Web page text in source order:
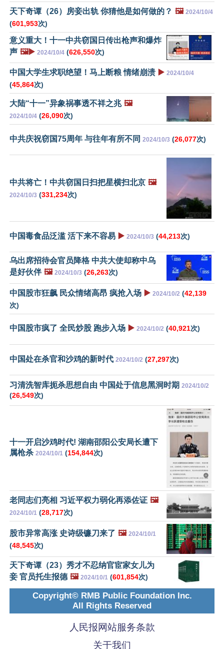
天下奇谭（26）房妾出轨 你猜他是如何做的？ 🖼️ 2024/10/4
(601,953次)
意义重大！十一中共窃国日传出枪声和爆炸
声 🖼️▶️ 2024/10/4 (626,550次)
中国大学生求职绝望！马上断粮 情绪崩溃 ▶️ 2024/10/4
(45,864次)
大陆“十一”异象祸事透不祥之兆 🖼️
2024/10/4 (26,090次)
中共庆祝窃国75周年 与往年有所不同 2024/10/3 (26,077次)
中共将亡！中共窃国日扫把星横扫北京 🖼️
2024/10/3 (331,234次)
中国毒食品泛滥 活下来不容易 ▶️ 2024/10/3 (44,213次)
乌出席招待会官员降格 中共大使却称中乌
是好伙伴 🖼️ 2024/10/3 (26,263次)
中国股市狂飙 民众情绪高昂 疯抢入场 ▶️ 2024/10/2 (42,139
次)
中国股市疯了 全民炒股 跑步入场 ▶️ 2024/10/2 (40,921次)
中国处在杀官和沙鸡的新时代 2024/10/2 (27,297次)
习清洗智库扼杀思想自由 中国处于信息黑洞时期 2024/10/2
(26,549次)
十一开启沙鸡时代! 湖南邵阳公安局长遭下
属枪杀 2024/10/1 (154,844次)
老同志们亮相 习近平权力弱化再添佐证 🖼️
2024/10/1 (28,717次)
股市异常高涨 史诗级镰刀来了 🖼️ 2024/10/1
(48,545次)
天下奇谭（23）秀才不忍纳官宦家女儿为
妾 官员托生报德 🖼️ 2024/10/1 (601,854次)
Copyright© RMB Public Foundation Inc.
All Rights Reserved
人民报网站服务条款
关于我们